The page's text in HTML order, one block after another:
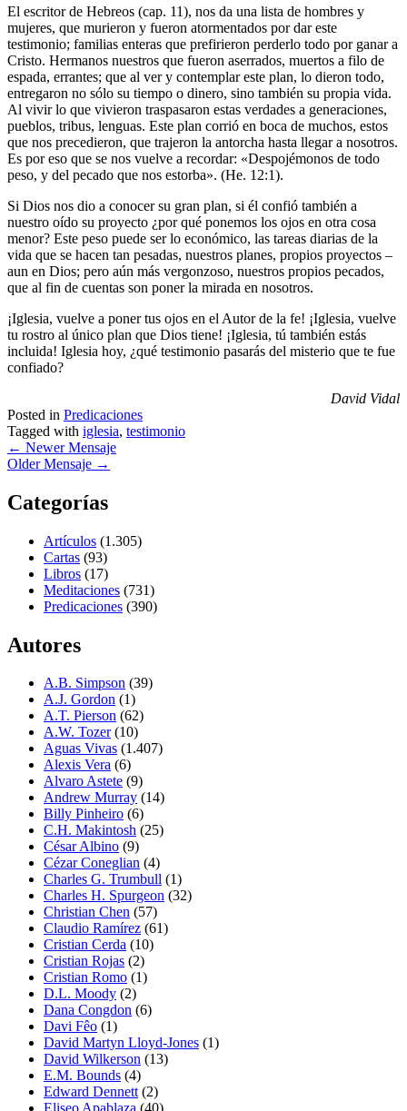
El escritor de Hebreos (cap. 11), nos da una lista de hombres y
mujeres, que murieron y fueron atormentados por dar este
testimonio; familias enteras que prefirieron perderlo todo por ganar a
Cristo. Hermanos nuestros que fueron aserrados, muertos a filo de
espada, errantes; que al ver y contemplar este plan, lo dieron todo,
entregaron no sólo su tiempo o dinero, sino también su propia vida.
Al vivir lo que vivieron traspasaron estas verdades a generaciones,
pueblos, tribus, lenguas. Este plan corrió en boca de muchos, estos
que nos precedieron, que trajeron la antorcha hasta llegar a nosotros.
Es por eso que se nos vuelve a recordar: «Despojémonos de todo
peso, y del pecado que nos estorba». (He. 12:1).
Si Dios nos dio a conocer su gran plan, si él confió también a
nuestro oído su proyecto ¿por qué ponemos los ojos en otra cosa
menor? Este peso puede ser lo económico, las tareas diarias de la
vida que se hacen tan pesadas, nuestros planes, propios proyectos –
aun en Dios; pero aún más vergonzoso, nuestros propios pecados,
que al fin de cuentas son poner la mirada en nosotros.
¡Iglesia, vuelve a poner tus ojos en el Autor de la fe! ¡Iglesia, vuelve
tu rostro al único plan que Dios tiene! ¡Iglesia, tú también estás
incluida! Iglesia hoy, ¿qué testimonio pasarás del misterio que te fue
confiado?
David Vidal
Posted in Predicaciones
Tagged with iglesia, testimonio
← Newer Mensaje
Older Mensaje →
Categorías
Artículos (1.305)
Cartas (93)
Libros (17)
Meditaciones (731)
Predicaciones (390)
Autores
A.B. Simpson (39)
A.J. Gordon (1)
A.T. Pierson (62)
A.W. Tozer(10)
Aguas Vivas (1.407)
Alexis Vera (6)
Alvaro Astete (9)
Andrew Murray (14)
Billy Pinheiro (6)
C.H. Makintosh (25)
César Albino (9)
Cézar Coneglian (4)
Charles G. Trumbull (1)
Charles H. Spurgeon (32)
Christian Chen (57)
Claudio Ramírez (61)
Cristian Cerda (10)
Cristian Rojas (2)
Cristian Romo (1)
D.L. Moody (2)
Dana Congdon (6)
Davi Fêo (1)
David Martyn Lloyd-Jones (1)
David Wilkerson (13)
E.M. Bounds (4)
Edward Dennett(2)